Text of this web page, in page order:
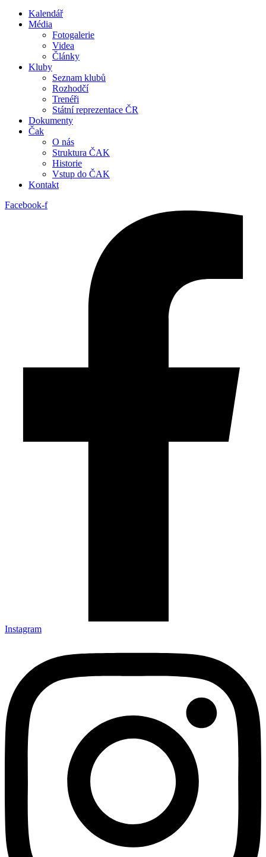
Kalendář
Média
Fotogalerie
Videa
Články
Kluby
Seznam klubů
Rozhodčí
Trenéři
Státní reprezentace ČR
Dokumenty
Čak
O nás
Struktura ČAK
Historie
Vstup do ČAK
Kontakt
Facebook-f
Instagram